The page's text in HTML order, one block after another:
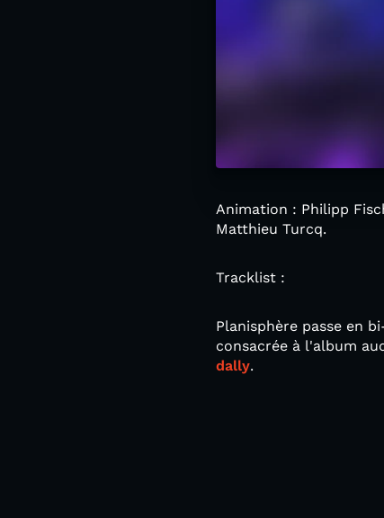
Animation : Philipp
Matthieu Turcq.
Tracklist :
Planisphère passe en
consacrée à l'album
dally.